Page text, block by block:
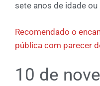
sete anos de idade ou
Recomendado o
pública com parecer
10 de